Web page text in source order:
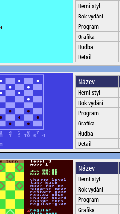
Herní styl
Rok vydání
Program
Grafika
Hudba
Detail
Název
Herní styl
Rok vydání
Program
Grafika
Hudba
Detail
Název
Herní styl
Rok vydání
Program
Grafika